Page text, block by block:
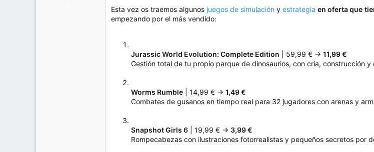
Esta vez os traemos algunos juegos de simulación y estrategia en oferta que
empezando por el más vendido:
Jurassic World Evolution: Complete Edition | 59,99 € → 11,99 €
Gestión total de tu propio parque de dinosaurios, con cría, construcción y
Worms Rumble | 14,99 € → 1,49 €
Combates de gusanos en tiempo real para 32 jugadores con arenas y
Snapshot Girls 6 | 19,99 € → 3,99 €
Rompecabezas con ilustraciones fotorrealistas y pequeños secretos por